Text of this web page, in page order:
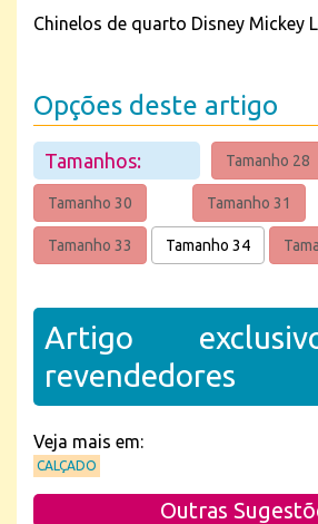
Chinelos de quarto Disney Mickey
Opções deste artigo
Tamanhos: Tamanho 28
Tamanho 30 Tamanho 31
Tamanho 33 Tamanho 34
Artigo
revendedores
Veja mais em:
CALÇADO
Outras